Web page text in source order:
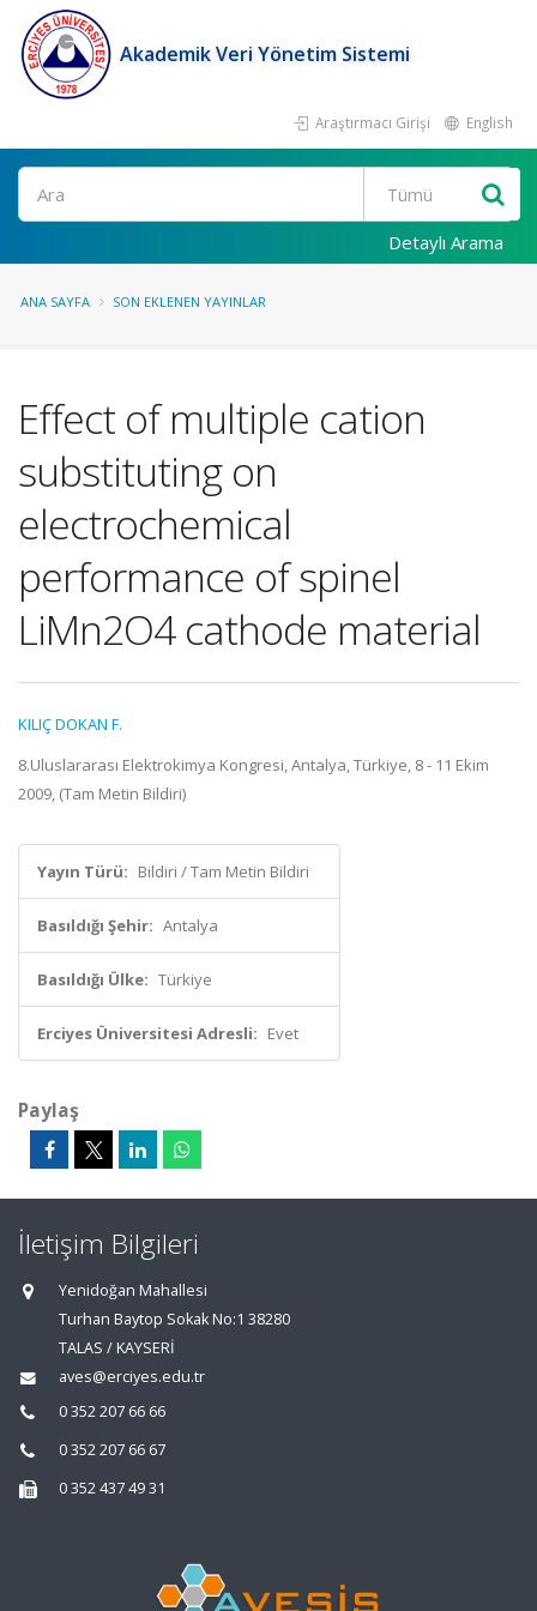
Akademik Veri Yönetim Sistemi
Araştırmacı Girişi English
Ara
Detaylı Arama
ANA SAYFA SON EKLENEN YAYINLAR
Effect of multiple cation
substituting on
electrochemical
performance of spinel
LiMn2O4 cathode material
KILIÇ DOKAN F.
8.Uluslararası Elektrokimya Kongresi, Antalya, Türkiye, 8 - 11 Ekim
2009, (Tam Metin Bildiri)
Yayın Türü: Bildiri / Tam Metin Bildiri
Basıldığı Şehir: Antalya
Basıldığı Ülke: Türkiye
Erciyes Üniversitesi Adresli: Evet
Paylaş
İletişim Bilgileri
Yenidoğan Mahallesi
Turhan Baytop Sokak No:1 38280
TALAS / KAYSERİ
aves@erciyes.edu.tr
0 352 207 66 66
0 352 207 66 67
0 352 437 49 31